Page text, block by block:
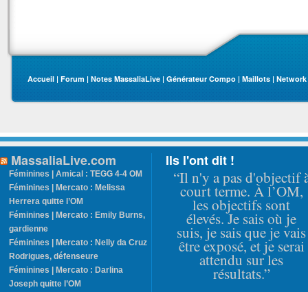
Accueil | Forum | Notes MassaliaLive | Générateur Compo | Maillots | Network
MassaliaLive.com
Féminines | Amical : TEGG 4-4 OM
Féminines | Mercato : Melissa
Herrera quitte l’OM
Féminines | Mercato : Emily Burns,
gardienne
Féminines | Mercato : Nelly da Cruz
Rodrigues, défenseure
Féminines | Mercato : Darlina
Joseph quitte l’OM
Ils l'ont dit !
“Il n'y a pas d'objectif
court terme. À l’OM,
les objectifs sont
élevés. Je sais où je
suis, je sais que je vais
être exposé, et je serai
attendu sur les
résultats.”